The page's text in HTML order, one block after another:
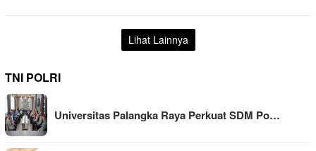
Lihat Lainnya
TNI POLRI
Universitas Palangka Raya Perkuat SDM Po…